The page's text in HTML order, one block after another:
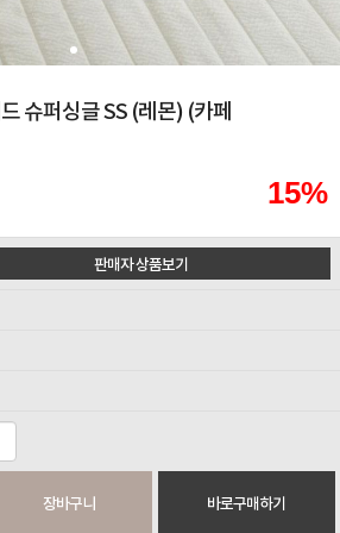
슈퍼싱글 SS (레몬) (카페
15%